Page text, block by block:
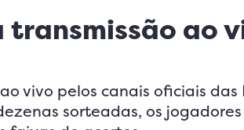
ao
vivo pelos canais oficiais das
sorteadas, os